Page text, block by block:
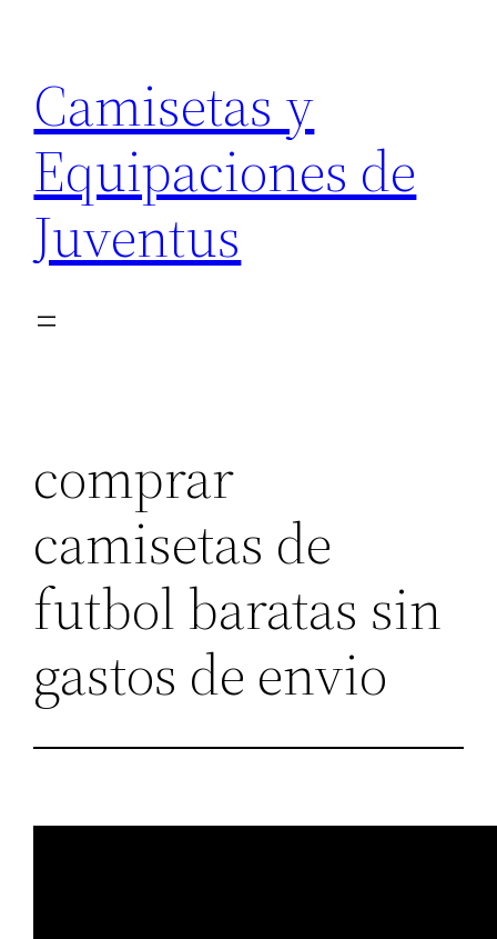
contenido
Camisetas y
Equipaciones de
Juventus
comprar
camisetas de
futbol baratas sin
gastos de envio